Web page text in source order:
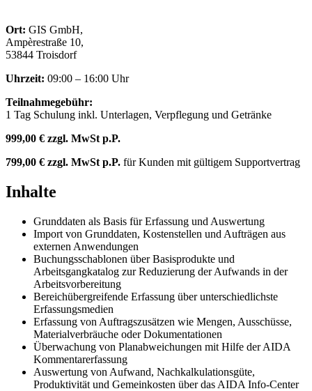
Ort: GIS GmbH,
Ampèrestraße 10,
53844 Troisdorf
Uhrzeit: 09:00 – 16:00 Uhr
Teilnahmegebühr:
1 Tag Schulung inkl. Unterlagen, Verpflegung und Getränke
999,00 € zzgl. MwSt p.P.
799,00 € zzgl. MwSt p.P. für Kunden mit gültigem Supportvertrag
Inhalte
Grunddaten als Basis für Erfassung und Auswertung
Import von Grunddaten, Kostenstellen und Aufträgen aus
externen Anwendungen
Buchungsschablonen über Basisprodukte und
Arbeitsgangkatalog zur Reduzierung der Aufwands in der
Arbeitsvorbereitung
Bereichübergreifende Erfassung über unterschiedlichste
Erfassungsmedien
Erfassung von Auftragszusätzen wie Mengen, Ausschüsse,
Materialverbräuche oder Dokumentationen
Überwachung von Planabweichungen mit Hilfe der AIDA
Kommentarerfassung
Auswertung von Aufwand, Nachkalkulationsgüte,
Produktivität und Gemeinkosten über das AIDA Info-Center